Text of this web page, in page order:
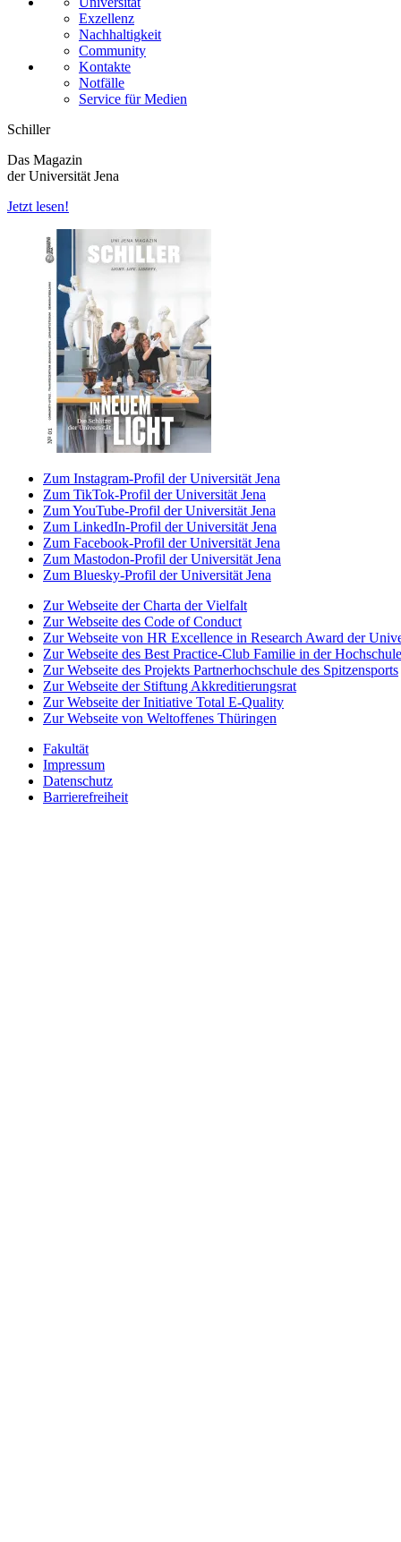
Exzellenz
Nachhaltigkeit
Community
Kontakte
Notfälle
Service für Medien
Schiller
Das Magazin
der Universität Jena
Jetzt lesen!
Zum Instagram-Profil der Universität Jena
Zum TikTok-Profil der Universität Jena
Zum YouTube-Profil der Universität Jena
Zum LinkedIn-Profil der Universität Jena
Zum Facebook-Profil der Universität Jena
Zum Mastodon-Profil der Universität Jena
Zum Bluesky-Profil der Universität Jena
Zur Webseite der Charta der Vielfalt
Zur Webseite des Code of Conduct
Zur Webseite von HR Excellence in Research Award der
Zur Webseite des Best Practice-Club Familie in der Hochschule
Zur Webseite des Projekts Partnerhochschule des Spitzensports
Zur Webseite der Stiftung Akkreditierungsrat
Zur Webseite der Initiative Total E-Quality
Zur Webseite von Weltoffenes Thüringen
Fakultät
Impressum
Datenschutz
Barrierefreiheit